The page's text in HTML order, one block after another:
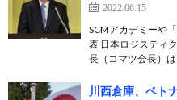
2022.06.15
SCMアカデミーや
表 日本ロジスティ
長（コマツ会長）
川西倉庫、ベト